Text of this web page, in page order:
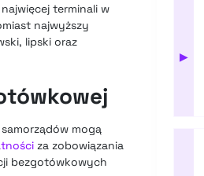
terminali w
najwyższy
lipski oraz
mogą
za zobowiązania
bezgotówkowych
▶